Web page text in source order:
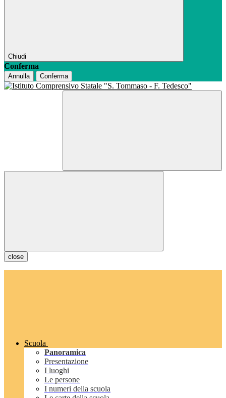
Chiudi
Conferma
Annulla Conferma
close
Scuola
Panoramica
Presentazione
I luoghi
Le persone
I numeri della scuola